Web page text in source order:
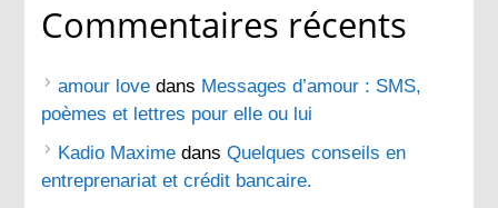
Commentaires récents
amour love dans Messages d’amour : SMS,
poèmes et lettres pour elle ou lui
Kadio Maxime dansQuelques conseils en
entreprenariat et crédit bancaire.